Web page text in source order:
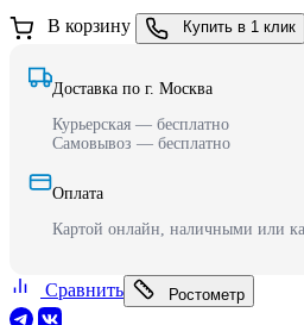
В корзину Купить в 1 клик
Доставка по г. Москва
Курьерская — бесплатно
Самовывоз — бесплатно
Оплата
Картой онлайн, наличными или
Сравнить Ростометр